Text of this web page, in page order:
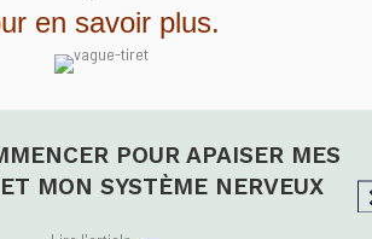
en savoir plus.
POUR APAISER MES
MON SYSTÈME NERVEUX